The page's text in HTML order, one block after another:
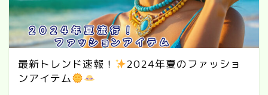
最新トレンド速報！
2024年夏のファッショ
ンアイテム